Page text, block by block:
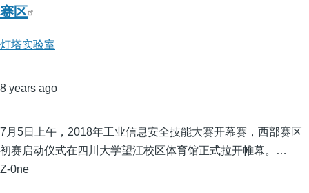
赛区
灯塔实验室
8 years ago
7月5日上午，2018年工业信息安全技能大赛开幕赛，西部赛区
初赛启动仪式在四川大学望江校区体育馆正式拉开帷幕。…
Z-0ne